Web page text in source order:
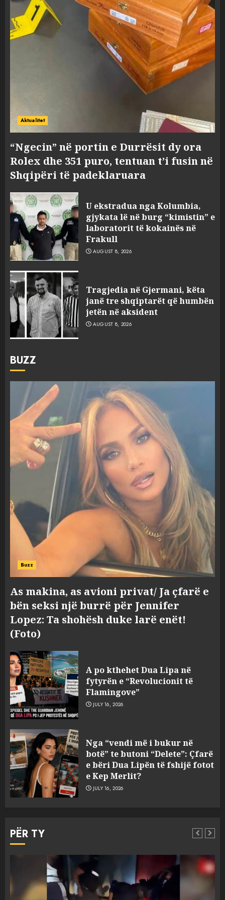
Aktualitet
“Ngecin” në portin e Durrësit dy ora
Rolex dhe 351 puro, tentuan t’i fusin në
Shqipëri të padeklaruara
U ekstradua nga Kolumbia,
gjykata lë në burg “kimistin” e
laboratorit të kokainës në
Frakull
AUGUST 8, 2026
Tragjedia në Gjermani, këta
janë tre shqiptarët që humbën
jetën në aksident
AUGUST 8, 2026
BUZZ
Buzz
As makina, as avioni privat/ Ja çfarë e
bën seksi një burrë për Jennifer
Lopez: Ta shohësh duke larë enët!
(Foto)
A po kthehet Dua Lipa në
fytyrën e “Revolucionit të
Flamingove”
JULY 16, 2026
Nga “vendi më i bukur në
botë” te butoni “Delete”: Çfarë
e bëri Dua Lipën të fshijë fotot
e Kep Merlit?
JULY 16, 2026
PËR TY
Aktualitet Slider
3
Tragjedia në Gjermani, këta
janë tre shqiptarët që humbën
jetën në aksident
4
silenciator në Sarandë, jepet
masa e sigurisë për 5 të rinjtë
Objekte misterioze fluturojnë